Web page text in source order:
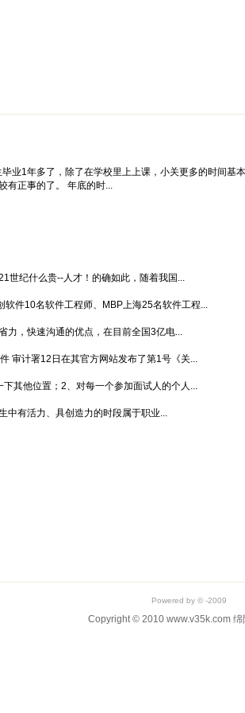
业1年多了，除了在学校里上上课，小关更多的时间
有正事的了。 年底的时...
世纪什么贵--人才！的确如此，随着我国...
件10名软件工程师、MBP上海25名软件工程...
力，快速沟通的优点，在目前全国3亿电...
审计署12日在其官方网站发布了第1号《关...
其他位置；2、对每一个参加面试人的个人...
中有活力、具创造力的时段属于职业...
Powered by © -2009
Copyright © 2010 www.v35k.com 绵